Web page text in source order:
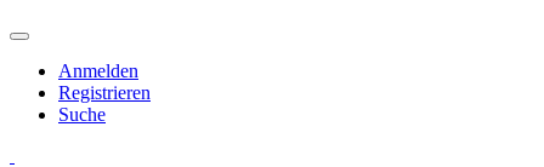
Anmelden
Registrieren
Suche